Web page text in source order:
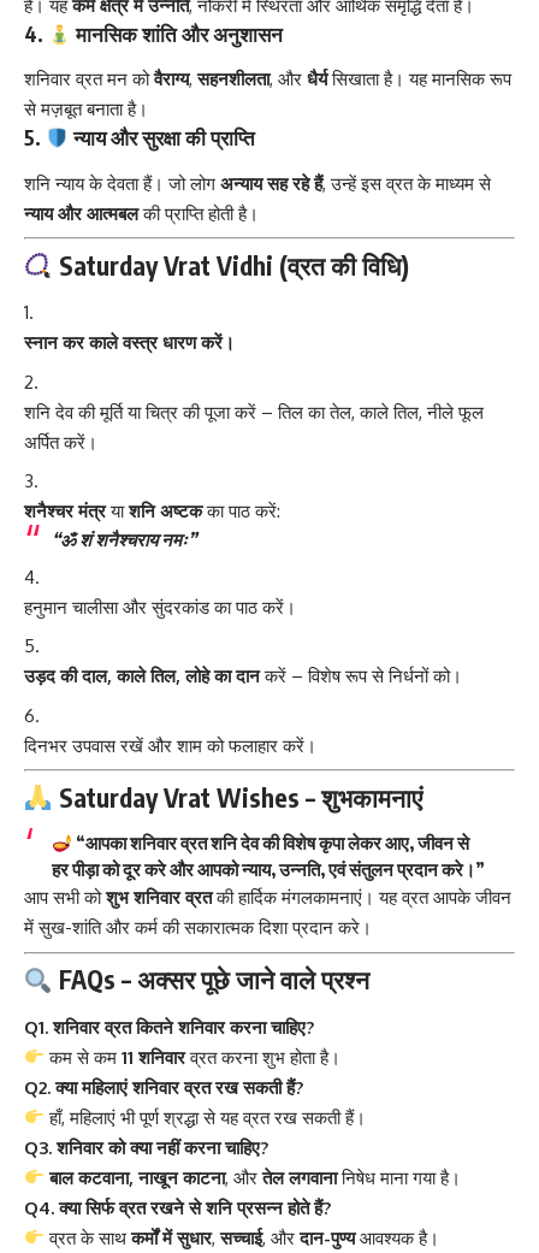
है। यहकर्म क्षेत्र में उन्नति, नौकरी में स्थिरता और आर्थिक समृद्धि देता है।
4. मानसिक शांति और अनुशासन
शनिवार व्रत मन कोवैराग्य,सहनशीलता, और धैर्यसिखाता है। यह मानसिक रूप
से मज़बूत बनाता है।
5. न्याय और सुरक्षा की प्राप्ति
शनि न्याय के देवता हैं। जो लोग अन्याय सह रहे हैं, उन्हें इस व्रत के माध्यम से
न्याय और आत्मबलकी प्राप्ति होती है।
Saturday Vrat Vidhi (व्रत की विधि)
स्नान कर काले वस्त्र धारण करें।
शनि देव की मूर्ति या चित्र की पूजा करें – तिल का तेल, काले तिल, नीले फूल
अर्पित करें।
शनैश्चर मंत्रयाशनि अष्टकका पाठ करें:
“ॐ शं शनैश्चराय नमः”
हनुमान चालीसा और सुंदरकांड का पाठ करें।
उड़द की दाल, काले तिल, लोहे का दानकरें – विशेष रूप से निर्धनों को।
दिनभर उपवास रखें और शाम को फलाहार करें।
Saturday Vrat Wishes – शुभकामनाएं
“आपका शनिवार व्रत शनि देव की विशेष कृपा लेकर आए, जीवन से
हर पीड़ा को दूर करे और आपको न्याय, उन्नति, एवं संतुलन प्रदान करे।”
आप सभी कोशुभ शनिवार व्रतकी हार्दिक मंगलकामनाएं। यह व्रत आपके जीवन
में सुख-शांति और कर्म की सकारात्मक दिशा प्रदान करे।
FAQs – अक्सर पूछे जाने वाले प्रश्न
Q1. शनिवार व्रत कितने शनिवार करना चाहिए?
कम से कम11 शनिवारव्रत करना शुभ होता है।
Q2. क्या महिलाएं शनिवार व्रत रख सकती हैं?
हाँ, महिलाएं भी पूर्ण श्रद्धा से यह व्रत रख सकती हैं।
Q3. शनिवार को क्या नहीं करना चाहिए?
बाल कटवाना, नाखून काटना, औरतेल लगवानानिषेध माना गया है।
Q4. क्या सिर्फ व्रत रखने से शनि प्रसन्न होते हैं?
व्रत के साथकर्मों में सुधार,सच्चाई, औरदान-पुण्यआवश्यक है।